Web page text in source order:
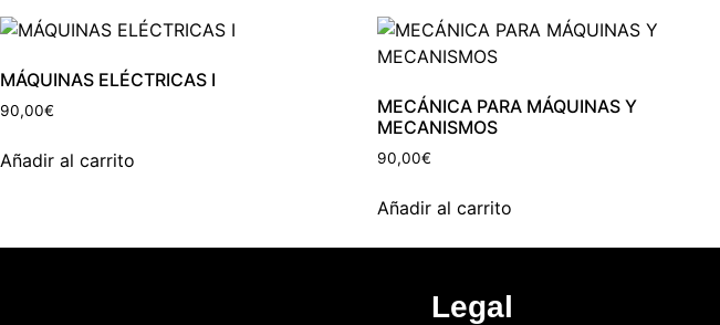
MÁQUINAS ELÉCTRICAS I
90,00€
Añadir al carrito
MECÁNICA PARA MÁQUINAS Y
MECANISMOS
90,00€
Añadir al carrito
Legal